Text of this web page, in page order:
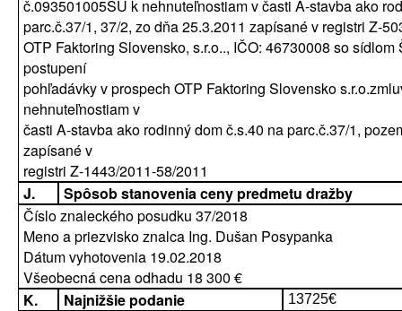
č.093501005SU k nehnuteľnostiam v časti A-stavba ako
parc.č.37/1, 37/2, zo dňa 25.3.2011 zapísané v registri Z-
OTP Faktoring Slovensko, s.r.o.., IČO: 46730008 so
postupení
pohľadávky v prospech OTP Faktoring Slovensko
nehnuteľnostiam v
časti A-stavba ako rodinný dom č.s.40 na parc.č.37/1,
zapísané v
registri Z-1443/2011-58/2011
J.
Spôsob stanovenia ceny predmetu dražby
Číslo znaleckého posudku 37/2018
Meno a priezvisko znalca Ing. Dušan Posypanka
Dátum vyhotovenia 19.02.2018
Všeobecná cena odhadu 18 300 €
K.
Najnižšie podanie 13725€